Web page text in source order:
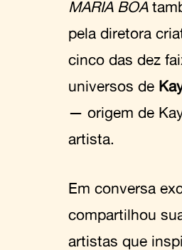
MARIA BOA
pela diretora
cinco das dez
universos de
— origem de
artista.
Em conversa
compartilhou
artistas que